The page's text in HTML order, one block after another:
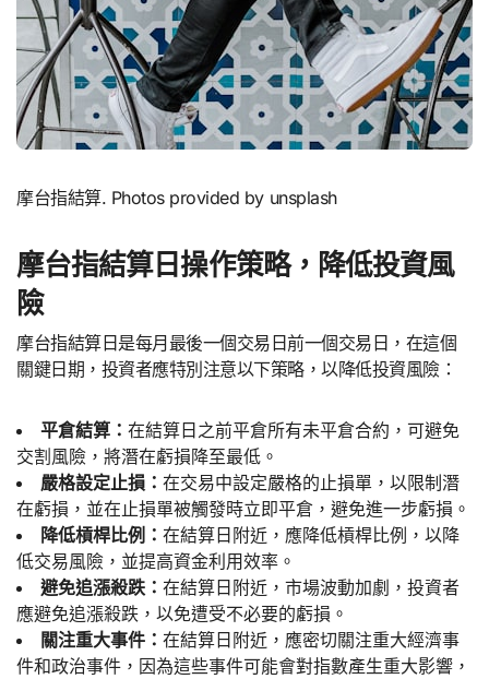
摩台指結算. Photos provided by unsplash
摩台指結算日操作策略，降低投資風
險
摩台指結算日是每月最後一個交易日前一個交易日，在這個
關鍵日期，投資者應特別注意以下策略，以降低投資風險：
平倉結算： 在結算日之前平倉所有未平倉合約，可避免
交割風險，將潛在虧損降至最低。
嚴格設定止損： 在交易中設定嚴格的止損單，以限制潛
在虧損，並在止損單被觸發時立即平倉，避免進一步虧損。
降低槓桿比例： 在結算日附近，應降低槓桿比例，以降
低交易風險，並提高資金利用效率。
避免追漲殺跌： 在結算日附近，市場波動加劇，投資者
應避免追漲殺跌，以免遭受不必要的虧損。
關注重大事件： 在結算日附近，應密切關注重大經濟事
件和政治事件，因為這些事件可能會對指數產生重大影響，